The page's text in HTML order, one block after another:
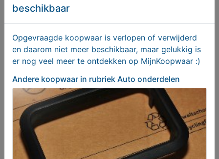
€ 14,95
SKF VKMC 03140 distributieset voor Ford DLD-414
beschikbaar
Opgevraagde koopwaar is verlopen of verwijderd
en daarom niet meer beschikbaar, maar gelukkig is
er nog veel meer te ontdekken op MijnKoopwaar :)
Andere koopwaar in rubriek Auto onderdelen